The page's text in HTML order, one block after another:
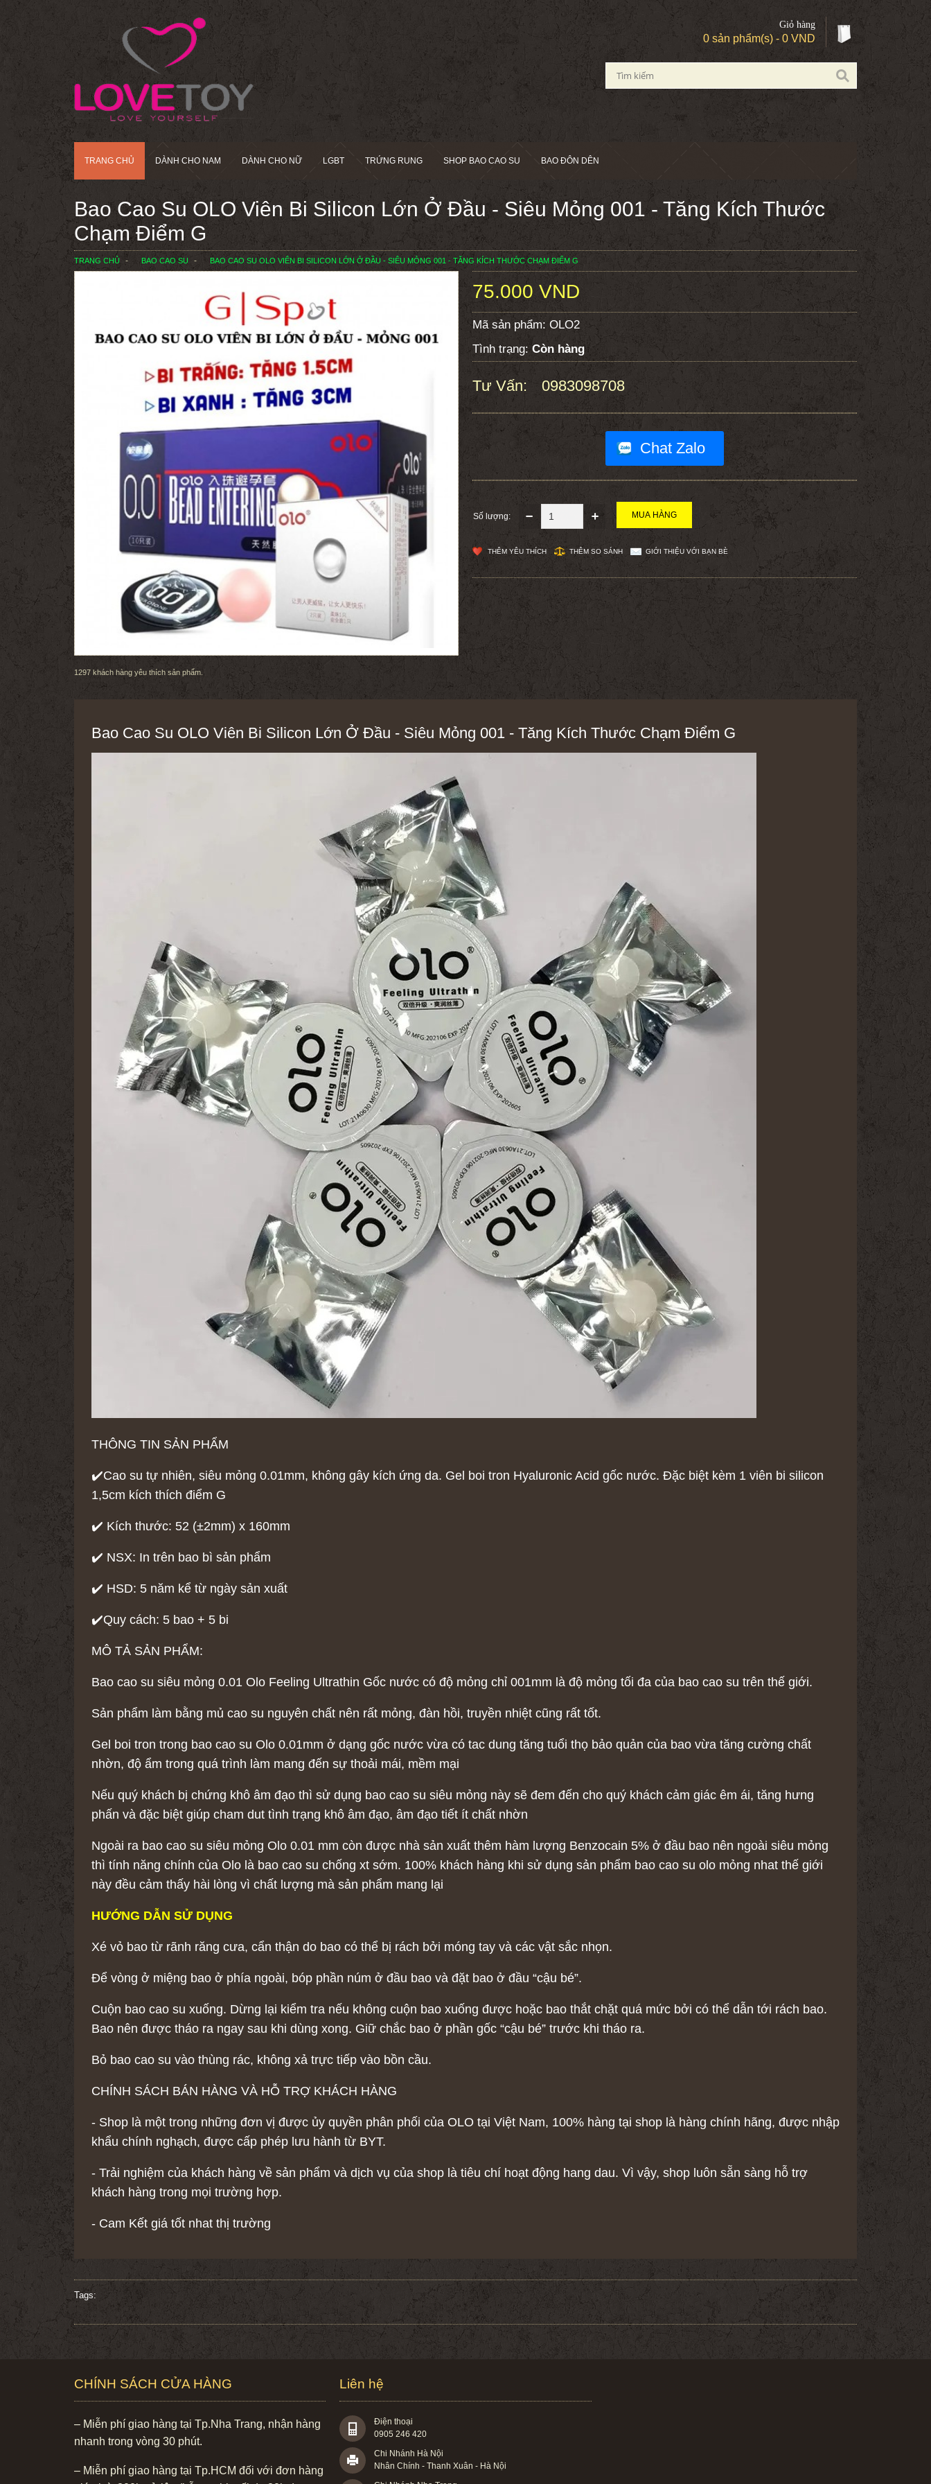
Giỏ hàng
0 sản phẩm(s) - 0 VND
TRANG CHỦ DÀNH CHO NAM DÀNH CHO NỮ LGBT TRỨNG RUNG SHOP BAO CAO SU BAO ĐÔN DÊN
Bao Cao Su OLO Viên Bi Silicon Lớn Ở Đầu - Siêu Mỏng 001 - Tăng Kích Thước
Chạm Điểm G
TRANG CHỦ BAO CAO SU BAO CAO SU OLO VIÊN BI SILICON LỚN Ở ĐẦU - SIÊU MỎNG 001 - TĂNG KÍCH THƯỚC CHẠM ĐIỂM G
1297 khách hàng yêu thích sản phẩm.
75.000 VND
Mã sản phẩm: OLO2
Tình trạng: Còn hàng
Tư Vấn: 0983098708
Chat Zalo
Số lượng:
THÊM YÊU THÍCH THÊM SO SÁNH GIỚI THIỆU VỚI BẠN BÈ
Bao Cao Su OLO Viên Bi Silicon Lớn Ở Đầu - Siêu Mỏng 001 - Tăng Kích Thước Chạm Điểm G
THÔNG TIN SẢN PHẨM
✔️Cao su tự nhiên, siêu mỏng 0.01mm, không gây kích ứng da. Gel boi tron Hyaluronic Acid gốc nước. Đặc biệt kèm 1 viên bi silicon
1,5cm kích thích điểm G
✔️ Kích thước: 52 (±2mm) x 160mm
✔️ NSX: In trên bao bì sản phẩm
✔️ HSD: 5 năm kể từ ngày sản xuất
✔️Quy cách: 5 bao + 5 bi
MÔ TẢ SẢN PHẨM:
Bao cao su siêu mỏng 0.01 Olo Feeling Ultrathin Gốc nước có độ mỏng chỉ 001mm là độ mỏng tối đa của bao cao su trên thế giới.
Sản phẩm làm bằng mủ cao su nguyên chất nên rất mỏng, đàn hồi, truyền nhiệt cũng rất tốt.
Gel boi tron trong bao cao su Olo 0.01mm ở dạng gốc nước vừa có tac dung tăng tuổi thọ bảo quản của bao vừa tăng cường chất
nhờn, độ ẩm trong quá trình làm mang đến sự thoải mái, mềm mại
Nếu quý khách bị chứng khô âm đạo thì sử dụng bao cao su siêu mỏng này sẽ đem đến cho quý khách cảm giác êm ái, tăng hưng
phấn và đặc biệt giúp cham dut tình trạng khô âm đạo, âm đạo tiết ít chất nhờn
Ngoài ra bao cao su siêu mỏng Olo 0.01 mm còn được nhà sản xuất thêm hàm lượng Benzocain 5% ở đầu bao nên ngoài siêu mỏng
thì tính năng chính của Olo là bao cao su chống xt sớm. 100% khách hàng khi sử dụng sản phẩm bao cao su olo mỏng nhat thế giới
này đều cảm thấy hài lòng vì chất lượng mà sản phẩm mang lại
HƯỚNG DẪN SỬ DỤNG
Xé vỏ bao từ rãnh răng cưa, cẩn thận do bao có thể bị rách bởi móng tay và các vật sắc nhọn.
Để vòng ở miệng bao ở phía ngoài, bóp phần núm ở đầu bao và đặt bao ở đầu “cậu bé”.
Cuộn bao cao su xuống. Dừng lại kiểm tra nếu không cuộn bao xuống được hoặc bao thắt chặt quá mức bởi có thể dẫn tới rách bao.
Bao nên được tháo ra ngay sau khi dùng xong. Giữ chắc bao ở phần gốc “cậu bé” trước khi tháo ra.
Bỏ bao cao su vào thùng rác, không xả trực tiếp vào bồn cầu.
CHÍNH SÁCH BÁN HÀNG VÀ HỖ TRỢ KHÁCH HÀNG
- Shop là một trong những đơn vị được ủy quyền phân phối của OLO tại Việt Nam, 100% hàng tại shop là hàng chính hãng, được nhập
khẩu chính nghạch, được cấp phép lưu hành từ BYT.
- Trải nghiệm của khách hàng về sản phẩm và dịch vụ của shop là tiêu chí hoạt động hang dau. Vì vậy, shop luôn sẵn sàng hỗ trợ
khách hàng trong mọi trường hợp.
- Cam Kết giá tốt nhat thị trường
Tags:
CHÍNH SÁCH CỬA HÀNG
– Miễn phí giao hàng tại Tp.Nha Trang, nhận hàng
nhanh trong vòng 30 phút.
– Miễn phí giao hàng tại Tp.HCM đối với đơn hàng
Liên hệ
Điện thoại
0905 246 420
Chi Nhánh Hà Nội
Nhân Chính - Thanh Xuân - Hà Nội